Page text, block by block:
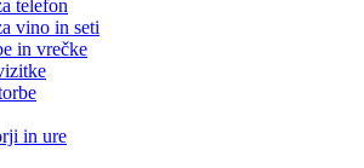
telefon
vino in seti
in vrečke
in ure